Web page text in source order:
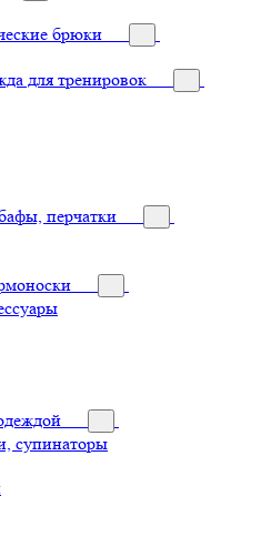
брюки
для тренировок
перчатки
супинаторы